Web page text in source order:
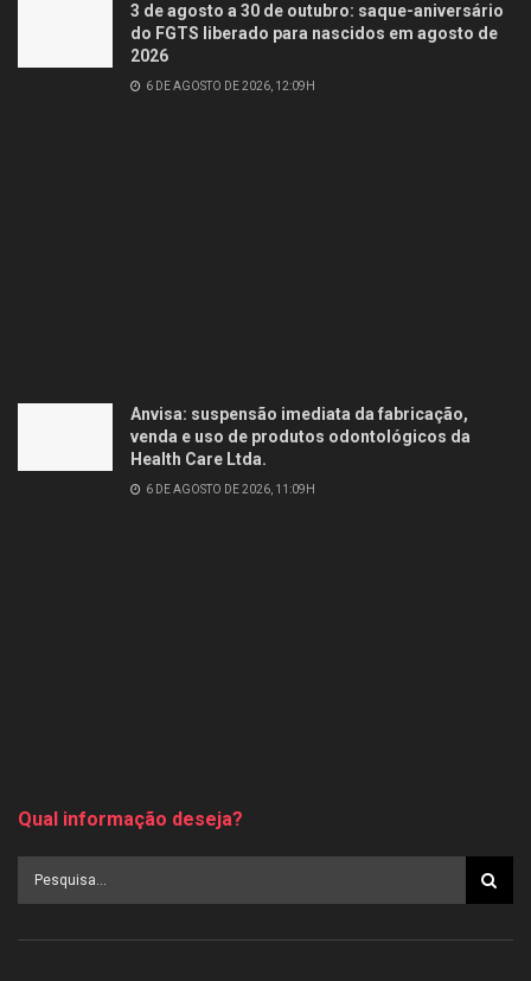
3 de agosto a 30 de outubro: saque-aniversário
do FGTS liberado para nascidos em agosto de
2026
6 DE AGOSTO DE 2026, 12:09H
Anvisa: suspensão imediata da fabricação,
venda e uso de produtos odontológicos da
Health Care Ltda.
6 DE AGOSTO DE 2026, 11:09H
Qual informação deseja?